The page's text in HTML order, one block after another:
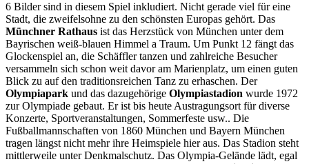
6 Bilder sind in diesem Spiel inkludiert. Nicht gerade viel für eine
Stadt, die zweifelsohne zu den schönsten Europas gehört. Das
Münchner Rathaus ist das Herzstück von München unter dem
Bayrischen weiß-blauen Himmel a Traum. Um Punkt 12 fängt das
Glockenspiel an, die Schäffler tanzen und zahlreiche Besucher
versammeln sich schon weit davor am Marienplatz, um einen guten
Blick zu auf den traditionsreichen Tanz zu erhaschen. Der
Olympiapark und das dazugehörige Olympiastadion wurde 1972
zur Olympiade gebaut. Er ist bis heute Austragungsort für diverse
Konzerte, Sportveranstaltungen, Sommerfeste usw.. Die
Fußballmannschaften von 1860 München und Bayern München
tragen längst nicht mehr ihre Heimspiele hier aus. Das Stadion steht
mittlerweile unter Denkmalschutz. Das Olympia-Gelände lädt, egal